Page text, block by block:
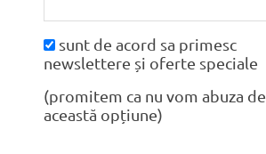
sunt de acord sa primesc
newslettere și oferte speciale
(promitem ca nu vom abuza de
această opțiune)